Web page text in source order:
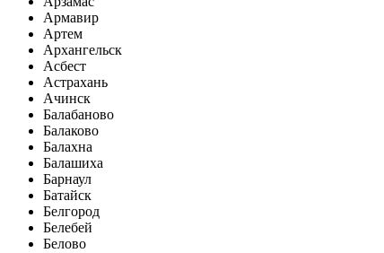
Армавир
Артем
Архангельск
Асбест
Астрахань
Ачинск
Балабаново
Балаково
Балахна
Балашиха
Барнаул
Батайск
Белгород
Белебей
Белово